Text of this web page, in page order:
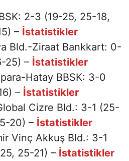
2-3 (19-25, 25-18,
– İstatistikler
Bld.-Ziraat Bankkart: 0-
25) – İstatistikler
Hatay BBSK: 3-0
– İstatistikler
Cizre Bld.: 3-1 (25-
20) – İstatistikler
Vinç Akkuş Bld.: 3-1
25-21) – İstatistikler